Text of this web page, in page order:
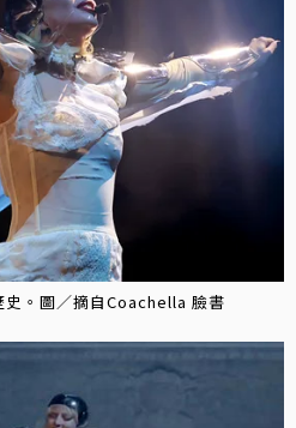
。圖／摘自Coachella 臉書